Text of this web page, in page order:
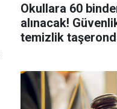
Okullara 60
alınacak!
temizlik